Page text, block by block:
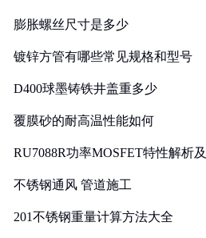
膨胀螺丝尺寸是多少
镀锌方管有哪些常见规格和型号
D400球墨铸铁井盖重多少
覆膜砂的耐高温性能如何
RU7088R功率MOSFET特性解析
不锈钢通风 管道施工
201不锈钢重量计算方法大全